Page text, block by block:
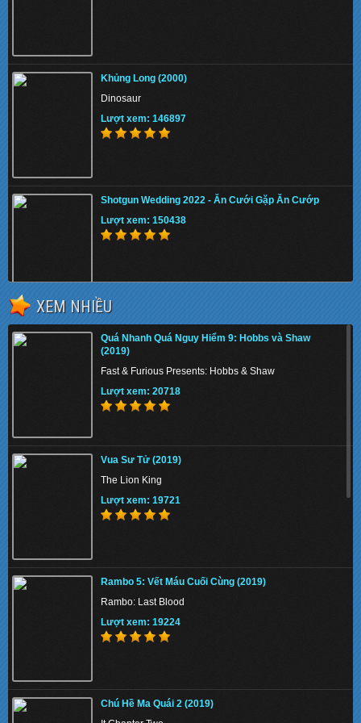
Khủng Long (2000)
Dinosaur
Lượt xem: 146897
Shotgun Wedding 2022 - Ăn Cưới Gặp Ăn Cướp
Lượt xem: 150438
Lượt xem: 148565
The Union 2024 - Liên minh tuyệt mật
Lượt xem: 133610
Thiên Nga Bóng Đêm S01 2022 - Eve
Lượt xem: 148190
Memory 2022 - Hồi Ức Sát Thủ
Lượt xem: 151891
XEM NHIỀU
Quá Nhanh Quá Nguy Hiểm 9: Hobbs và Shaw
(2019)
Fast & Furious Presents: Hobbs & Shaw
Lượt xem: 20718
Vua Sư Tử (2019)
The Lion King
Lượt xem: 19721
Rambo 5: Vết Máu Cuối Cùng (2019)
Rambo: Last Blood
Lượt xem: 19224
Chú Hề Ma Quái 2 (2019)